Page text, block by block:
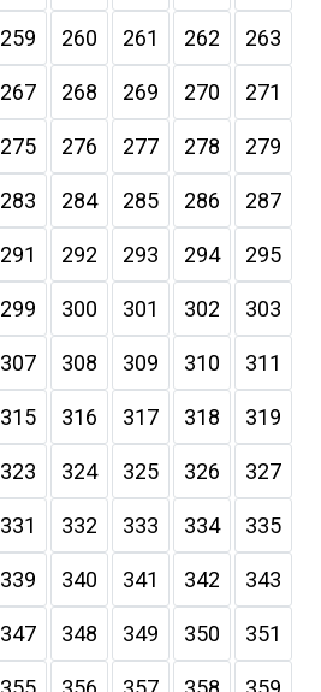
259 260 261 262 263
267 268 269 270 271
275 276 277 278 279
283 284 285 286 287
291 292 293 294 295
299 300 301 302 303
307 308 309 310 311
315 316 317 318 319
323 324 325 326 327
331 332 333 334 335
339 340 341 342 343
347 348 349 350 351